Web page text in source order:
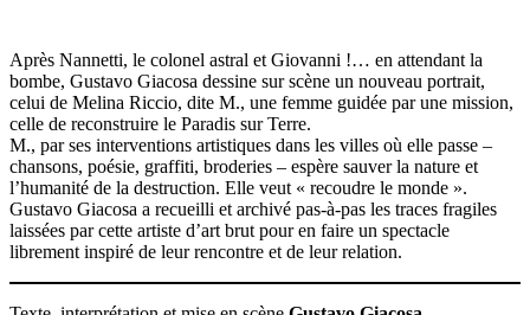
Après Nannetti, le colonel astral et Giovanni !… en attendant la
bombe, Gustavo Giacosa dessine sur scène un nouveau portrait,
celui de Melina Riccio, dite M., une femme guidée par une mission,
celle de reconstruire le Paradis sur Terre.
M., par ses interventions artistiques dans les villes où elle passe –
chansons, poésie, graffiti, broderies – espère sauver la nature et
l’humanité de la destruction. Elle veut « recoudre le monde ».
Gustavo Giacosa a recueilli et archivé pas-à-pas les traces fragiles
laissées par cette artiste d’art brut pour en faire un spectacle
librement inspiré de leur rencontre et de leur relation.